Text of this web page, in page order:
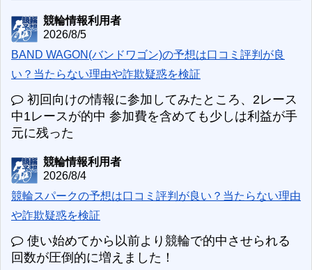
競輪情報利用者
2026/8/5
BAND WAGON(バンドワゴン)の予想は口コミ評判が良
い？当たらない理由や詐欺疑惑を検証
初回向けの情報に参加してみたところ、2レース
中1レースが的中 参加費を含めても少しは利益が手
元に残った
競輪情報利用者
2026/8/4
競輪スパークの予想は口コミ評判が良い？当たらない理由
や詐欺疑惑を検証
使い始めてから以前より競輪で的中させられる
回数が圧倒的に増えました！